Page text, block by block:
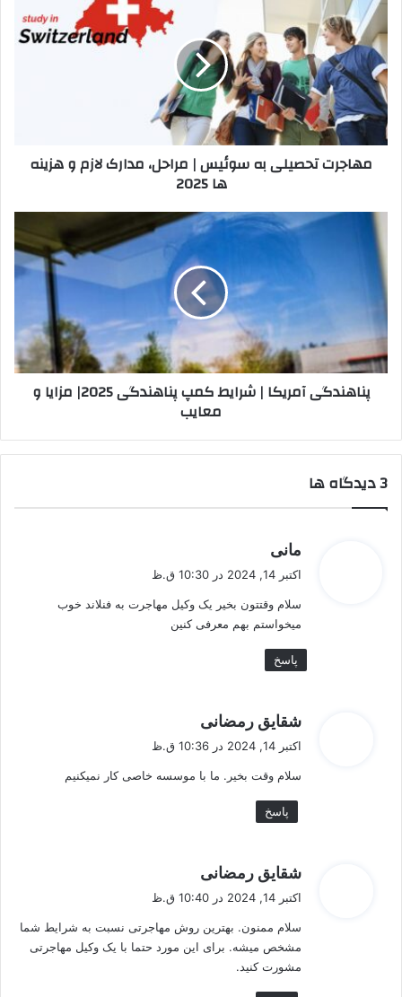
تحصیلی
به
سوئیس
|
مراحل،
مدارک
لازم
و
هزینهمهاجرت تحصیلی به سوئیس | مراحل، مدارک لازم و هزینه
ها 2025
پناهندگی
آمریکا
شرایط
کمپ
2025|
مزایا
و
معایب
پناهندگی آمریکا | شرایط کمپ پناهندگی 2025| مزایا و
معایب
‫3 دیدگاه ها
مانی
:
اکتبر 14, 2024 در 10:30 ق.ظ
سلام وقتتون بخیر یک وکیل مهاجرت به فنلاند خوب
میخواستم بهم معرفی کنین
پاسخ
شقایق رمضانی
اکتبر 14, 2024 در 10:36 ق.ظ
سلام وقت بخیر. ما با موسسه خاصی کار نمیکنیم
پاسخ
شقایق رمضانی
:
اکتبر 14, 2024 در 10:40 ق.ظ
سلام ممنون. بهترین روش مهاجرتی نسبت به شرایط شما
مشخص میشه. برای این مورد حتما با یک وکیل مهاجرتی
مشورت کنید.